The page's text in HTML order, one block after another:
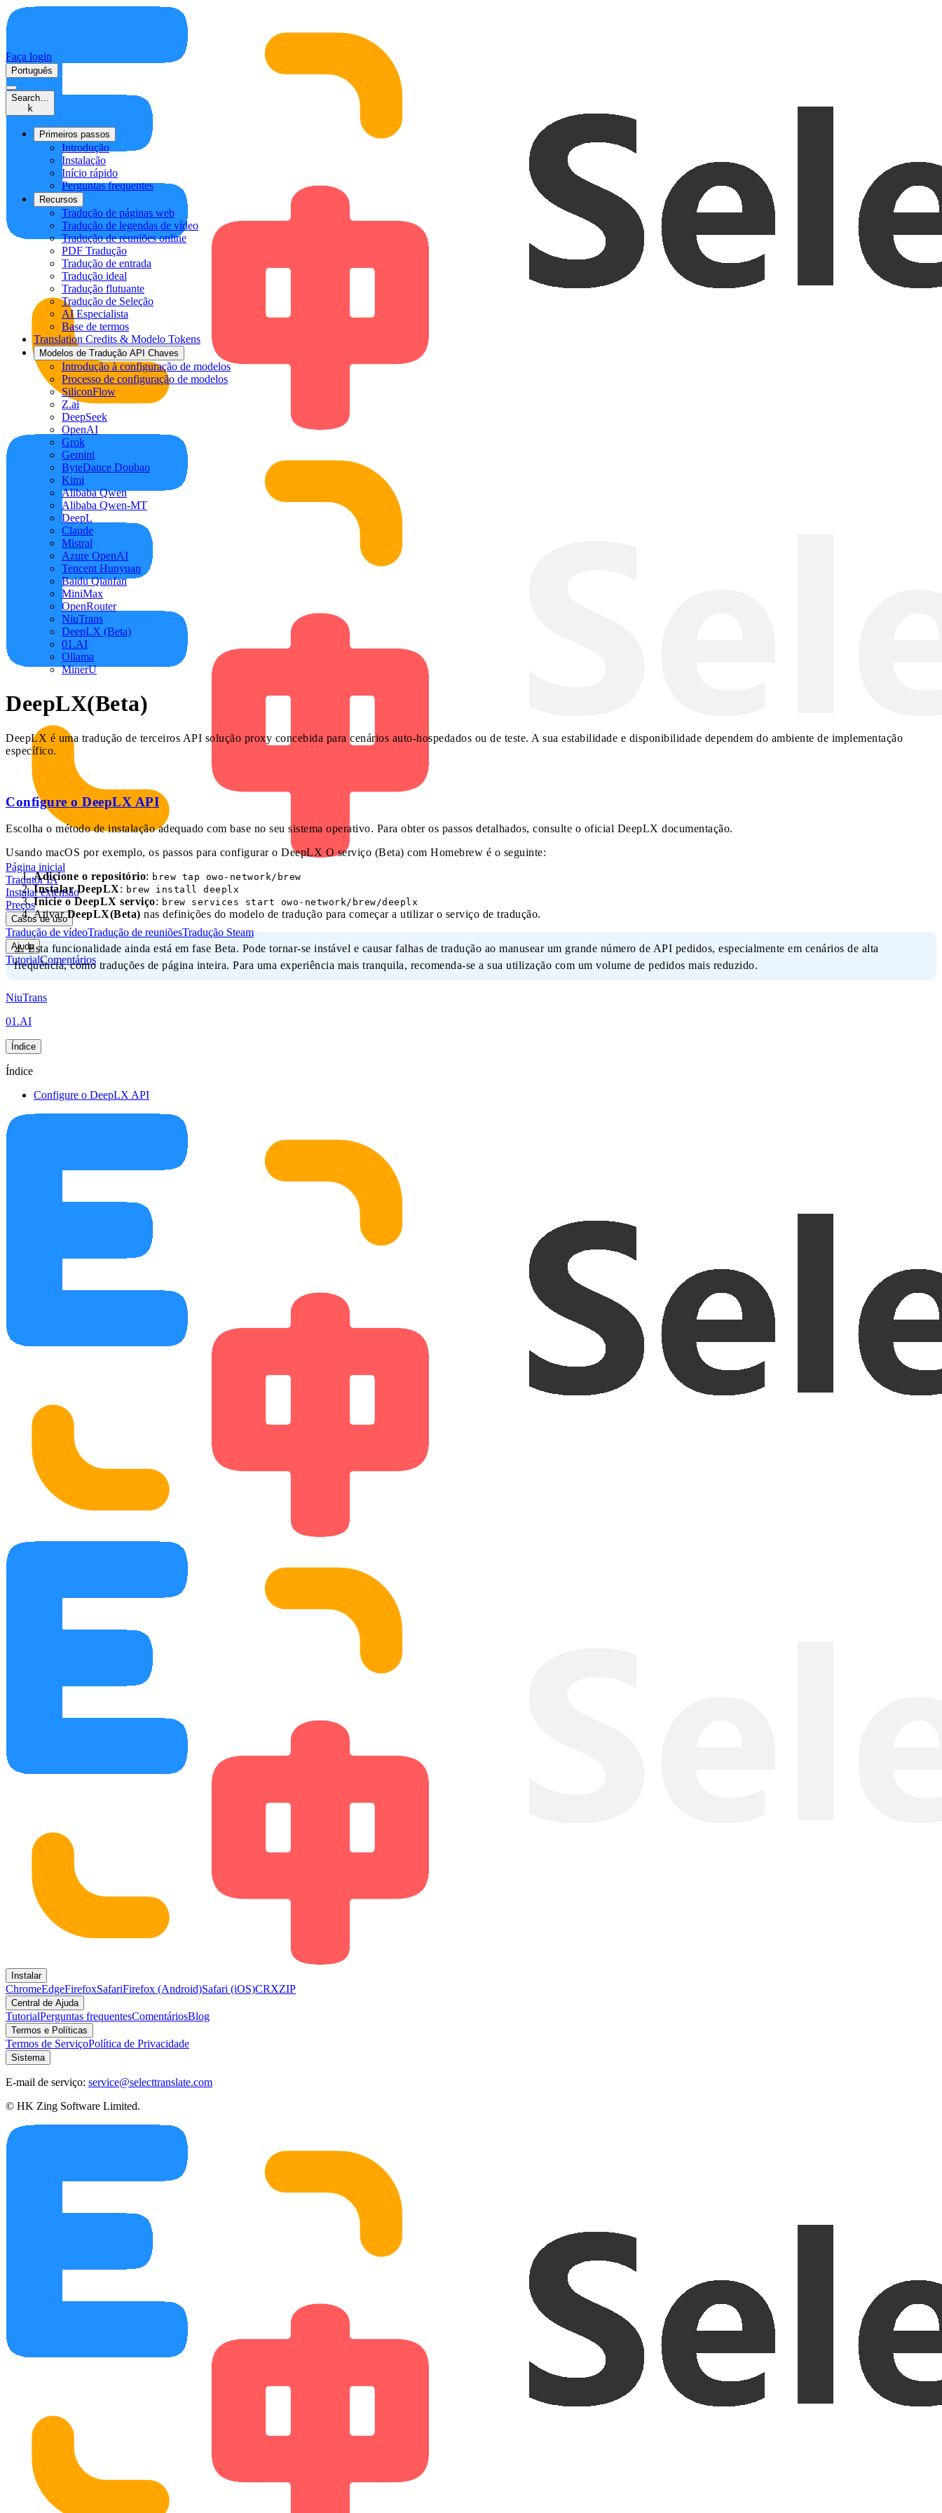
Página inicial
Tradutor IA
Instalar extensão
Preços
Casos de uso
Tradução de vídeoTradução de reuniõesTradução Steam
Ajuda
TutorialComentários
Faça login
Português
Search…
k
Primeiros passos
Introdução
Instalação
Início rápido
Perguntas frequentes
Recursos
Tradução de páginas web
Tradução de legendas de vídeo
Tradução de reuniões online
PDF Tradução
Tradução de entrada
Tradução ideal
Tradução flutuante
Tradução de Seleção
AI Especialista
Base de termos
Translation Credits & Modelo Tokens
Modelos de Tradução API Chaves
Introdução à configuração de modelos
Processo de configuração de modelos
SiliconFlow
Z.ai
DeepSeek
OpenAI
Grok
Gemini
ByteDance Doubao
Kimi
Alibaba Qwen
Alibaba Qwen-MT
DeepL
Claude
Mistral
Azure OpenAI
Tencent Hunyuan
Baidu Qianfan
MiniMax
OpenRouter
NiuTrans
DeepLX (Beta)
01.AI
Ollama
MinerU
DeepLX(Beta)
DeepLX é uma tradução de terceiros API solução proxy concebida para cenários auto-hospedados ou de teste. A sua estabilidade e disponibilidade dependem do ambiente de implementação
específico.
Configure o DeepLX API
Escolha o método de instalação adequado com base no seu sistema operativo. Para obter os passos detalhados, consulte o oficial DeepLX documentação.
Usando macOS por exemplo, os passos para configurar o DeepLX O serviço (Beta) com Homebrew é o seguinte:
Adicione o repositório: brew tap owo-network/brew
Instalar DeepLX: brew install deeplx
Inicie o DeepLX serviço: brew services start owo-network/brew/deeplx
AtivarDeepLX(Beta) nas definições do modelo de tradução para começar a utilizar o serviço de tradução.
⚠️ Esta funcionalidade ainda está em fase Beta. Pode tornar-se instável e causar falhas de tradução ao manusear um grande número de API pedidos, especialmente em cenários de alta
frequência, como traduções de página inteira. Para uma experiência mais tranquila, recomenda-se a sua utilização com um volume de pedidos mais reduzido.
NiuTrans
01.AI
Índice
Índice
Configure o DeepLX API
Instalar
ChromeEdgeFirefoxSafariFirefox (Android)Safari (iOS)CRXZIP
Central de Ajuda
TutorialPerguntas frequentesComentáriosBlog
Termos e Políticas
Termos de ServiçoPolítica de Privacidade
Sistema
E-mail de serviço: service@selecttranslate.com
© HK Zing Software Limited.